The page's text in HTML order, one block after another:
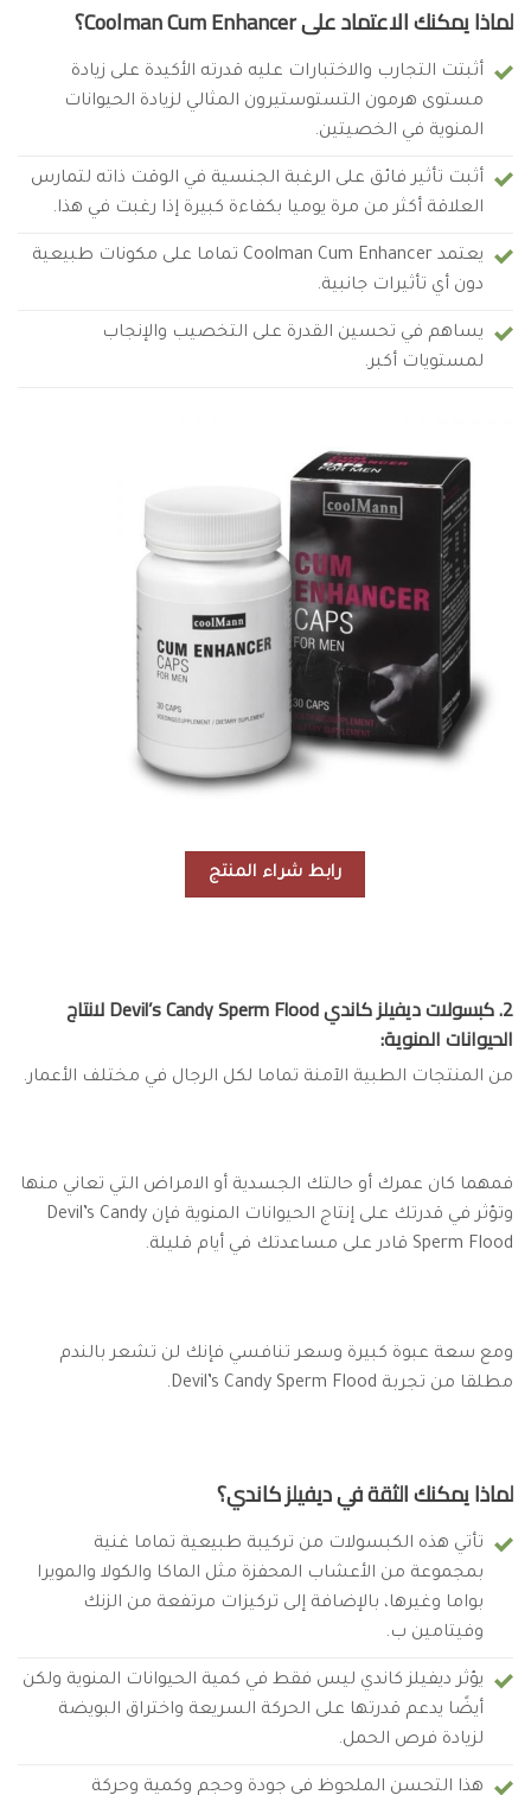
لماذا يمكنك الاعتماد على Coolman Cum Enhancer؟
أثبتت التجارب والاختبارات عليه قدرته الأكيدة على زيادة
مستوى هرمون التستوستيرون المثالي لزيادة الحيوانات
المنوية في الخصيتين.
أثبت تأثير فائق على الرغبة الجنسية في الوقت ذاته لتمارس
العلاقة أكثر من مرة يوميا بكفاءة كبيرة إذا رغبت في هذا.
يعتمد Coolman Cum Enhancer تماما على مكونات طبيعية
دون أي تأثيرات جانبية.
يساهم في تحسين القدرة على التخصيب والإنجاب
لمستويات أكبر.
رابط شراء المنتج
2. كبسولات ديفيلز كاندي Devil’s Candy Sperm Flood لانتاج
الحيوانات المنوية:
من المنتجات الطبية الآمنة تماما لكل الرجال في مختلف الأعمار.
فمهما كان عمرك أو حالتك الجسدية أو الامراض التي تعاني منها
وتؤثر في قدرتك على إنتاج الحيوانات المنوية فإن Devil’s Candy
Sperm Flood قادر على مساعدتك في أيام قليلة.
ومع سعة عبوة كبيرة وسعر تنافسي فإنك لن تشعر بالندم
مطلقا من تجربة Devil’s Candy Sperm Flood.
لماذا يمكنك الثقة في ديفيلز كاندي؟
تأتي هذه الكبسولات من تركيبة طبيعية تماما غنية
بمجموعة من الأعشاب المحفزة مثل الماكا والكولا والمويرا
بواما وغيرها، بالإضافة إلى تركيزات مرتفعة من الزنك
وفيتامين ب.
يؤثر ديفيلز كاندي ليس فقط في كمية الحيوانات المنوية ولكن
أيضًا يدعم قدرتها على الحركة السريعة واختراق البويضة
لزيادة فرص الحمل.
هذا التحسن الملحوظ في جودة وحجم وكمية وحركة